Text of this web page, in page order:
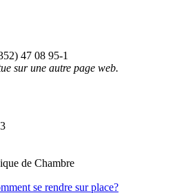
47 08 95-1
sur une autre page web.
de Chambre
se rendre sur place?